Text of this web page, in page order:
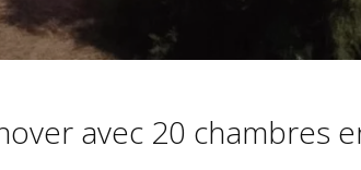
avec 20 chambres